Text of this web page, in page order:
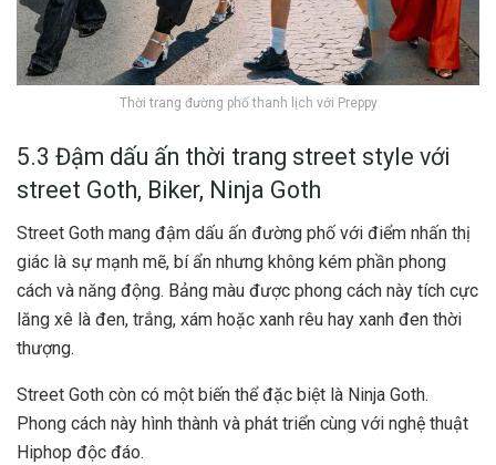
Thời trang đường phố thanh lịch với Preppy
5.3 Đậm dấu ấn thời trang street style với
street Goth, Biker, Ninja Goth
Street Goth mang đậm dấu ấn đường phố với điểm nhấn thị
giác là sự mạnh mẽ, bí ẩn nhưng không kém phần phong
cách và năng động. Bảng màu được phong cách này tích cực
lăng xê là đen, trắng, xám hoặc xanh rêu hay xanh đen thời
thượng.
Street Goth còn có một biến thể đặc biệt là Ninja Goth.
Phong cách này hình thành và phát triển cùng với nghệ thuật
Hiphop độc đáo.